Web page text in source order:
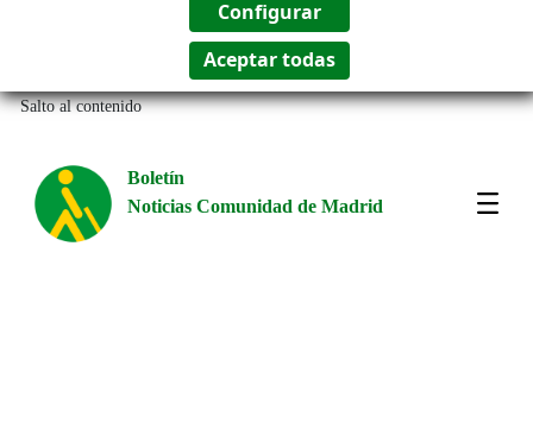
Salto al contenido
Boletín
Noticias Comunidad de Madrid